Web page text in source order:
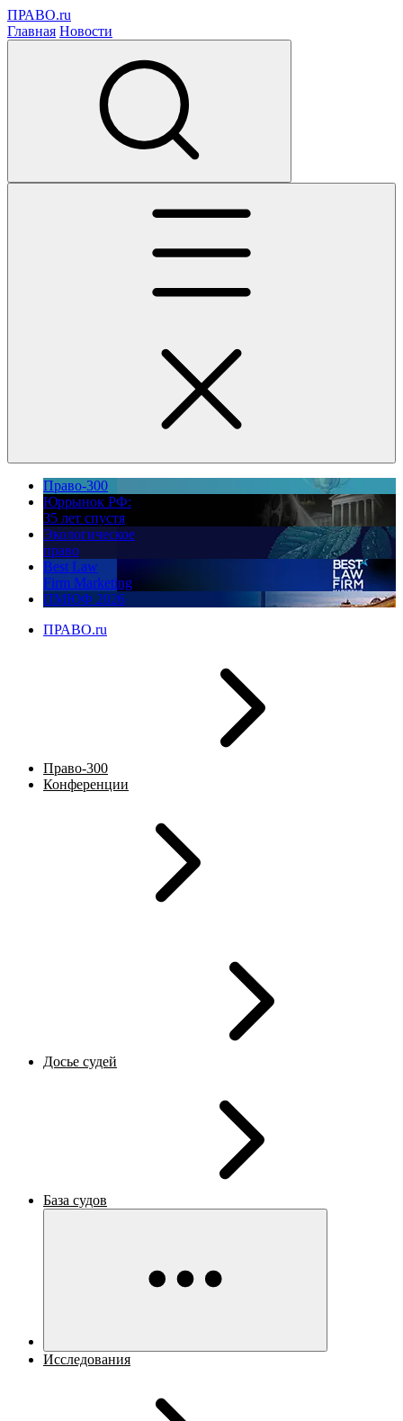
ПРАВО.ru
Главная Новости
Право-300
Юррынок РФ:
35 лет спустя
Экологическое
право
Best Law
Firm Marketing
ПМЮФ 2026
ПРАВО.ru
Право-300
Конференции
Досье судей
База судов
Исследования